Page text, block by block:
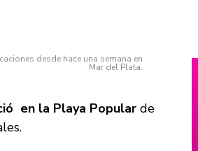
desde hace una semana en
Mar del Plata.
en la Playa Popular de